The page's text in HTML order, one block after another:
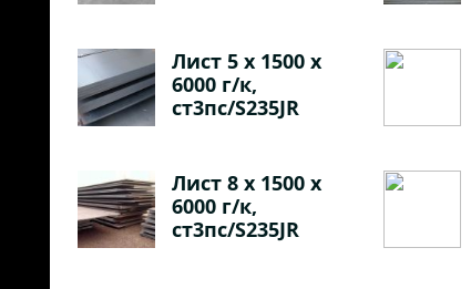
Лист 5 х 1500 х
6000 г/к,
ст3пс/S235JR
Лист 8 х 1500 х
6000 г/к,
ст3пс/S235JR